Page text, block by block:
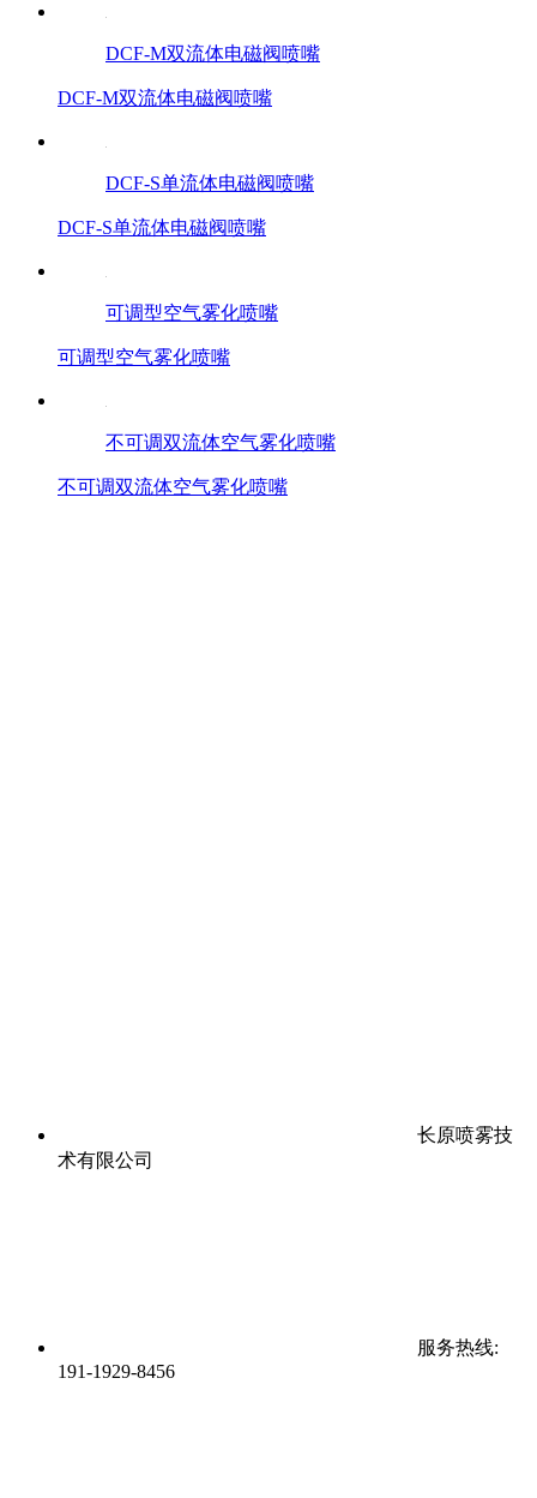
DCF-M双流体电磁阀喷嘴
DCF-M双流体电磁阀喷嘴
DCF-S单流体电磁阀喷嘴
DCF-S单流体电磁阀喷嘴
可调型空气雾化喷嘴
可调型空气雾化喷嘴
不可调双流体空气雾化喷嘴
不可调双流体空气雾化喷嘴
长原喷雾技
术有限公司
服务热线:
191-1929-8456